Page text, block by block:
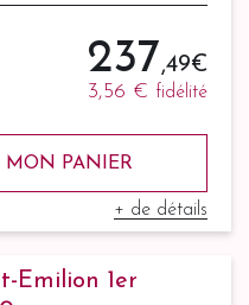
237,49 €
3,56 € fidélité
MON PANIER
+ de détails
Emilion 1er